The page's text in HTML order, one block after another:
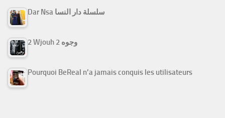
Dar Nsa سلسلة دار النسا
2 Wjouh 2 وجوه
Pourquoi BeReal n’a jamais conquis les utilisateurs